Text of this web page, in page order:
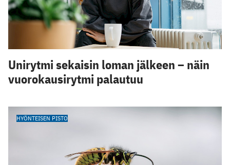
Unirytmi sekaisin loman jälkeen – näin
vuorokausirytmi palautuu
HYÖNTEISEN PISTO